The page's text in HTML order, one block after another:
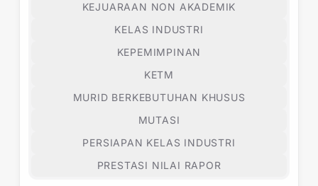
KEJUARAAN NON AKADEMIK
KELAS INDUSTRI
KEPEMIMPINAN
KETM
MURID BERKEBUTUHAN KHUSUS
MUTASI
PERSIAPAN KELAS INDUSTRI
PRESTASI NILAI RAPOR